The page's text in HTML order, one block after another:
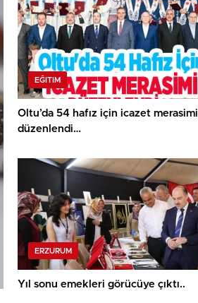
EĞITIM
Oltu’da 54 hafız için icazet merasimi
düzenlendi…
ERZURUM
Yıl sonu emekleri görücüye çıktı..